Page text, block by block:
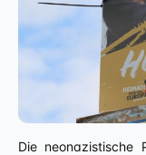
Die neonazistische Partei „Die Heimat“ (vormals NPD) hat